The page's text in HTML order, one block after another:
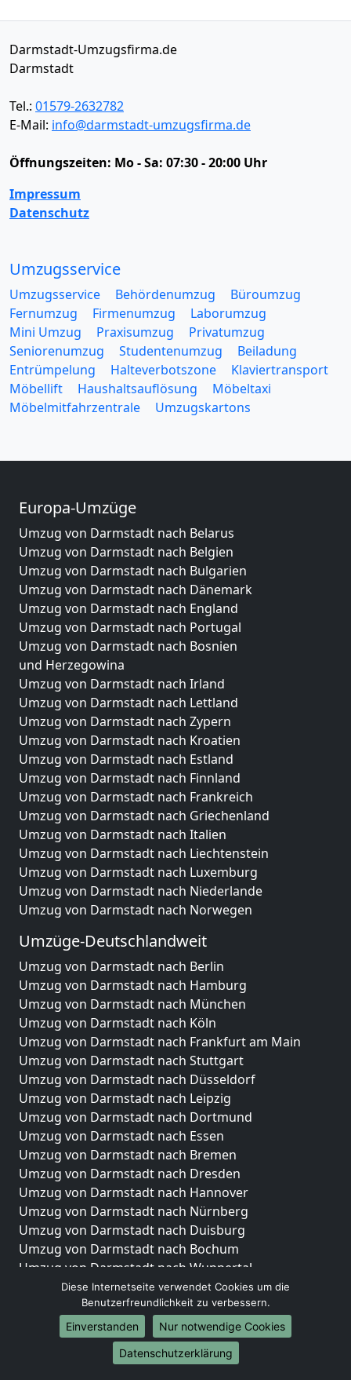
Darmstadt-Umzugsfirma.de
Darmstadt
Tel.: 01579-2632782
E-Mail: info@darmstadt-umzugsfirma.de
Öffnungszeiten: Mo - Sa: 07:30 - 20:00 Uhr
Impressum
Datenschutz
Umzugsservice
Umzugsservice Behördenumzug
Büroumzug
Fernumzug
Firmenumzug
Laborumzug
Mini Umzug
Praxisumzug
Privatumzug
Seniorenumzug
Studentenumzug
Beiladung
Entrümpelung
Halteverbotszone
Klaviertransport
Möbellift
Haushaltsauflösung
Möbeltaxi
Möbelmitfahrzentrale
Umzugskartons
Europa-Umzüge
Umzug von Darmstadt nach Belarus
Umzug von Darmstadt nach Belgien
Umzug von Darmstadt nach Bulgarien
Umzug von Darmstadt nach Dänemark
Umzug von Darmstadt nach England
Umzug von Darmstadt nach Portugal
Umzug von Darmstadt nach Bosnien
und Herzegowina
Umzug von Darmstadt nach Irland
Umzug von Darmstadt nach Lettland
Umzug von Darmstadt nach Zypern
Umzug von Darmstadt nach Kroatien
Umzug von Darmstadt nach Estland
Umzug von Darmstadt nach Finnland
Umzug von Darmstadt nach Frankreich
Umzug von Darmstadt nach Griechenland
Umzug von Darmstadt nach Italien
Umzug von Darmstadt nach Liechtenstein
Umzug von Darmstadt nach Luxemburg
Umzug von Darmstadt nach Niederlande
Umzug von Darmstadt nach Norwegen
Umzüge-Deutschlandweit
Umzug von Darmstadt nach Berlin
Umzug von Darmstadt nach Hamburg
Umzug von Darmstadt nach München
Umzug von Darmstadt nach Köln
Umzug von Darmstadt nach Frankfurt am Main
Umzug von Darmstadt nach Stuttgart
Umzug von Darmstadt nach Düsseldorf
Umzug von Darmstadt nach Leipzig
Umzug von Darmstadt nach Dortmund
Umzug von Darmstadt nach Essen
Umzug von Darmstadt nach Bremen
Umzug von Darmstadt nach Dresden
Umzug von Darmstadt nach Hannover
Umzug von Darmstadt nach Nürnberg
Umzug von Darmstadt nach Duisburg
Umzug von Darmstadt nach Bochum
Umzug von Darmstadt nach Wuppertal
Umzug von Darmstadt nach Bielefeld
Umzug von Darmstadt nach Bonn
Umzug von Darmstadt nach Münster
Internationale-Umzüge
Diese Internetseite verwendet Cookies um die
Benutzerfreundlichkeit zu verbessern.
Einverstanden
Nur notwendige Cookies
Datenschutzerklärung